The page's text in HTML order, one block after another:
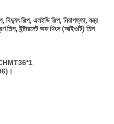
বিদ্যুৎ শিল্প, এলইডি শিল্প, নিরাপত্তা, যন্ত্র
শিল্প, ইন্টারনেট অফ থিংস (আইওটি) শিল্প